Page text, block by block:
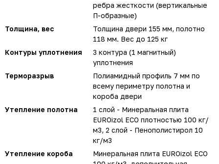
ребра жесткости (вертикальные
П-образные)
Толщина, вес
Толщина двери 155 мм, полотно
118 мм. Вес до 125 кг
Контуры уплотнения
3 контура (1 магнитный)
уплотнения
Терморазрыв
Полиамидный профиль 7 мм по
всему периметру полотна и
короба двери
Утепление полотна
1 слой - Минеральная плита
EUROizol ECO плотностью 100 кг/
м3, 2 слой - Пенополистирол 10
кг/м3
Утепление короба
Минеральная плита EUROizol ECO